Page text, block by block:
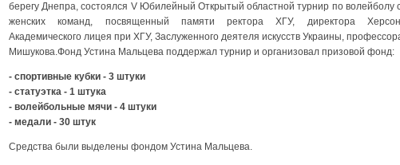
берегу Днепра, состоялся V Юбилейный Открытый областной турнир по волейболу
женских команд, посвященный памяти ректора ХГУ, директора
Академического лицея при ХГУ, Заслуженного деятеля искусств Украины,
Мишукова.Фонд Устина Мальцева поддержал турнир и организовал призовой фонд:
- спортивные кубки - 3 штуки
- статуэтка - 1 штука
- волейбольные мячи - 4 штуки
- медали - 30 штук
Средства были выделены фондом Устина Мальцева.